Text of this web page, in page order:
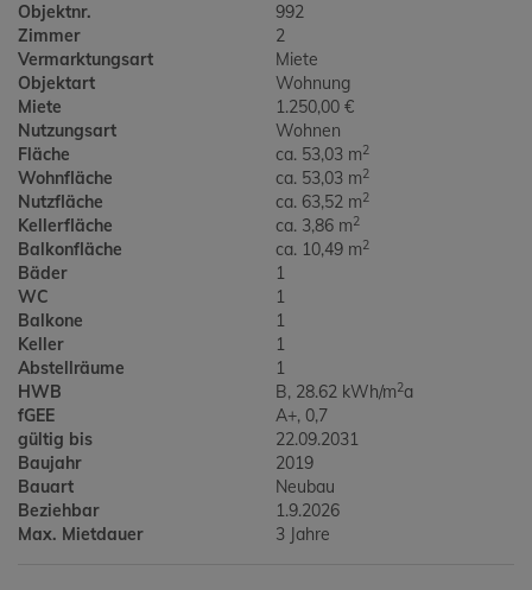
Objektnr.
992
Zimmer
2
Vermarktungsart
Miete
Objektart
Wohnung
Miete
1.250,00 €
Nutzungsart
Wohnen
Fläche
ca. 53,03 m2
Wohnfläche ca. 53,03 m2
Nutzfläche ca. 63,52 m2
Kellerfläche ca. 3,86 m2
Balkonfläche ca. 10,49 m2
Bäder
1
WC
1
Balkone
1
Keller
1
Abstellräume
1
HWB
B, 28.62 kWh/m2a
fGEE
A+, 0,7
gültig bis
22.09.2031
Baujahr
2019
Bauart
Neubau
Beziehbar
1.9.2026
Max. Mietdauer
3 Jahre